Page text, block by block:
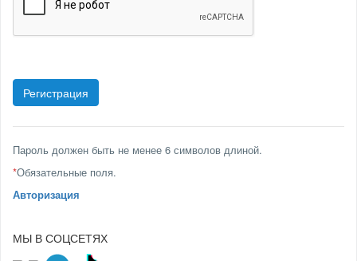
Пароль должен быть не менее 6 символов длиной.
*Обязательные поля.
Авторизация
МЫ В СОЦСЕТЯХ